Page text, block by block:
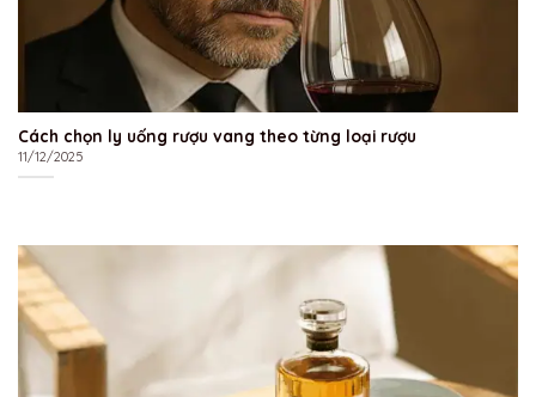
Cách chọn ly uống rượu vang theo từng loại rượu
11/12/2025